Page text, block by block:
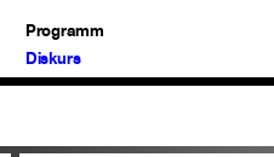
Programm
Diskurs